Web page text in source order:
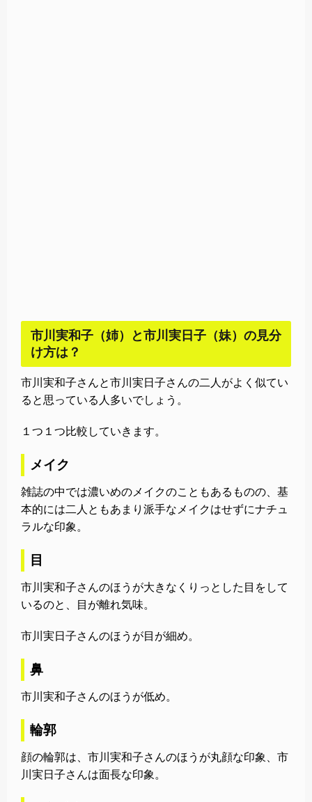
市川実和子（姉）と市川実日子（妹）の見分
け方は？
市川実和子さんと市川実日子さんの二人がよく似てい
ると思っている人多いでしょう。
１つ１つ比較していきます。
メイク
雑誌の中では濃いめのメイクのこともあるものの、基
本的には二人ともあまり派手なメイクはせずにナチュ
ラルな印象。
目
市川実和子さんのほうが大きなくりっとした目をして
いるのと、目が離れ気味。
市川実日子さんのほうが目が細め。
鼻
市川実和子さんのほうが低め。
輪郭
顔の輪郭は、市川実和子さんのほうが丸顔な印象、市
川実日子さんは面長な印象。